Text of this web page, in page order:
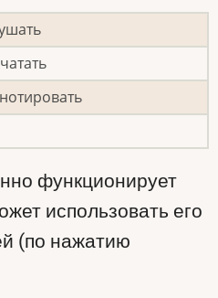
функционирует
использовать его
(по нажатию